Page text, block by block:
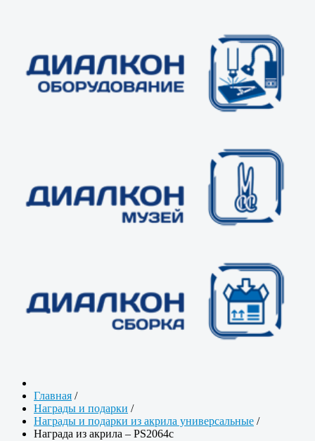
Главная /
Награды и подарки /
Награды и подарки из акрила универсальные /
Награда из акрила – PS2064c